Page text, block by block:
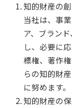
知的財産の
当社は、事
ア、ブラン
し、必要に
標権、著作
らの知的財
に努めます。
知的財産の